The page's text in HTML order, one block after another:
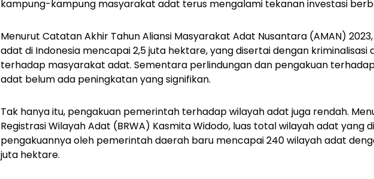
kampung-kampung masyarakat adat terus mengalami tekanan investasi
Menurut Catatan Akhir Tahun Aliansi Masyarakat Adat Nusantara (AMAN)
adat di Indonesia mencapai 2,5 juta hektare, yang disertai dengan kriminalisasi
terhadap masyarakat adat. Sementara perlindungan dan pengakuan
adat belum ada peningkatan yang signifikan.
Tak hanya itu, pengakuan pemerintah terhadap wilayah adat juga rendah.
Registrasi Wilayah Adat (BRWA) Kasmita Widodo, luas total wilayah adat yang
pengakuannya oleh pemerintah daerah baru mencapai 240 wilayah adat
juta hektare.